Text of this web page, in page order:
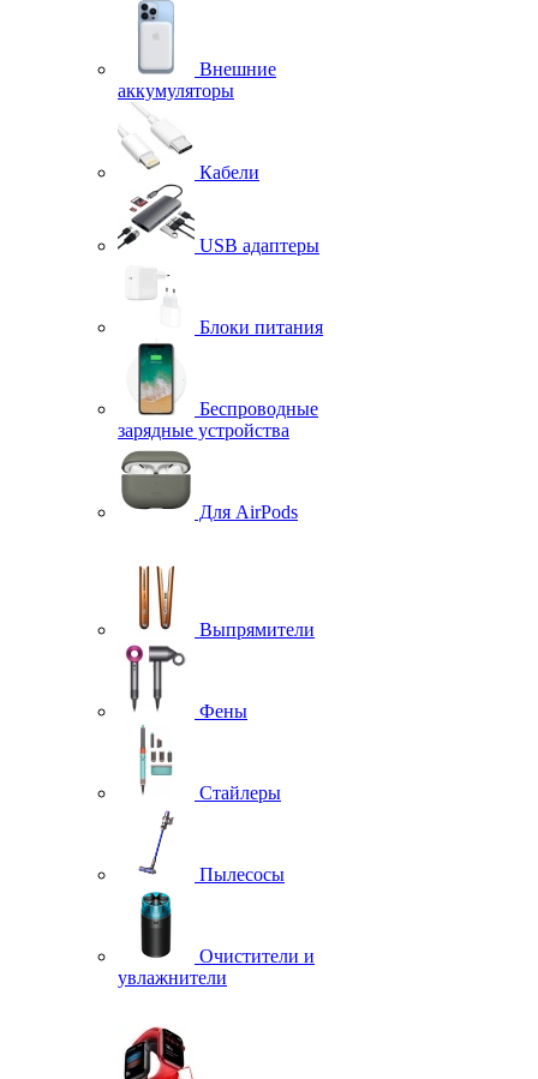
Внешние
аккумуляторы
Кабели
USB адаптеры
Блоки питания
Беспроводные
зарядные устройства
Для AirPods
Выпрямители
Фены
Стайлеры
Пылесосы
Очистители и
увлажнители